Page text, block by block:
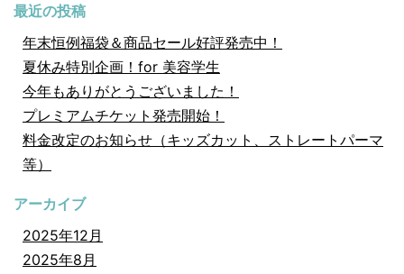
最近の投稿
年末恒例福袋＆商品セール好評発売中！
夏休み特別企画！for 美容学生
今年もありがとうございました！
プレミアムチケット発売開始！
料金改定のお知らせ（キッズカット、ストレートパーマ
等）
アーカイブ
2025年12月
2025年8月